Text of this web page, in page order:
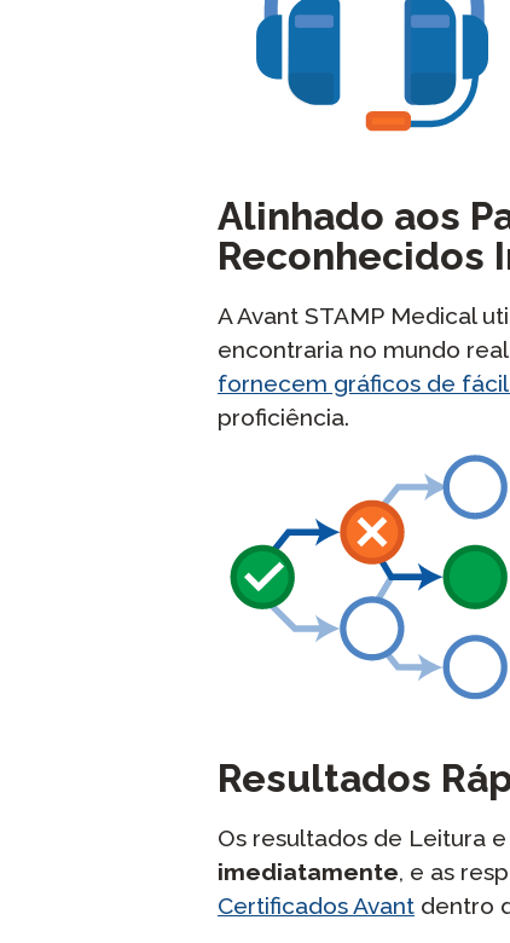
Alinhado aos
Reconhecidos
A Avant STAMP Medical
encontraria no mundo
fornecem gráficos de
proficiência.
Resultados
Os resultados de Leitura
imediatamente, e as
Certificados Avant dentro